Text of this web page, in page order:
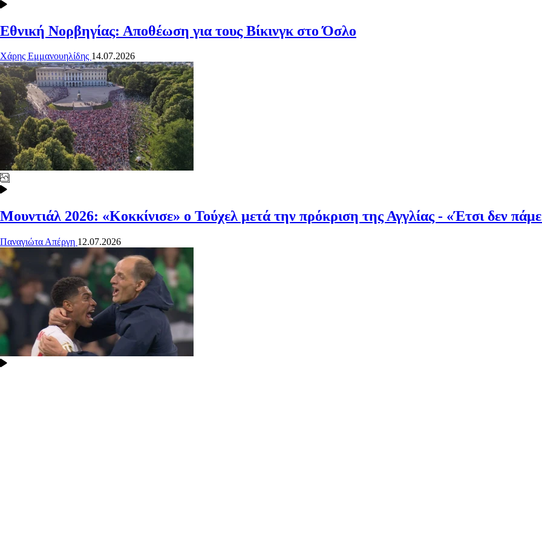
Εθνική Νορβηγίας: Αποθέωση για τους Βίκινγκ στο Όσλο
Χάρης Εμμανουηλίδης 14.07.2026
Μουντιάλ 2026: «Κοκκίνισε» ο Τούχελ μετά την πρόκριση της Αγγλίας - «Έτσι δεν
Παναγιώτα Απέργη 12.07.2026